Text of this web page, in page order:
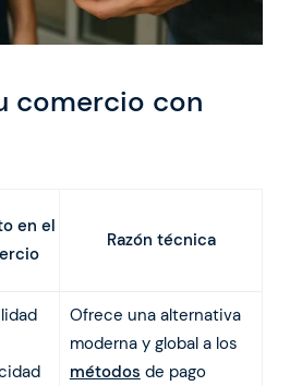
comercio con
en el
Razón técnica
Ofrece una alternativa
moderna y global a los
métodos de pago